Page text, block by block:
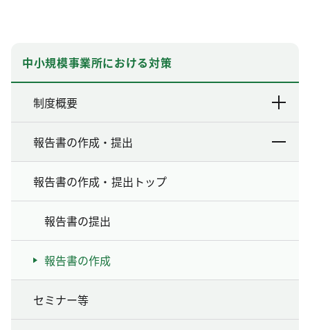
中小規模事業所における対策
制度概要
報告書の作成・提出
報告書の作成・提出トップ
報告書の提出
報告書の作成
セミナー等